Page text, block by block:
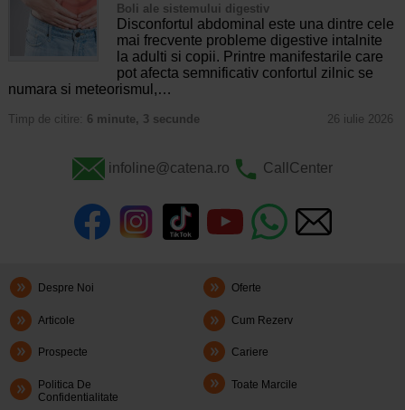
Boli ale sistemului digestiv
Disconfortul abdominal este una dintre cele
mai frecvente probleme digestive intalnite
la adulti si copii. Printre manifestarile care
pot afecta semnificativ confortul zilnic se
numara si meteorismul,…
Timp de citire: 6 minute, 3 secunde 26 iulie 2026
infoline@catena.ro CallCenter
Despre Noi Oferte
Articole Cum Rezerv
Prospecte Cariere
Politica De
Confidentialitate
Toate Marcile